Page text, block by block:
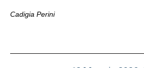
Cadigia Perini